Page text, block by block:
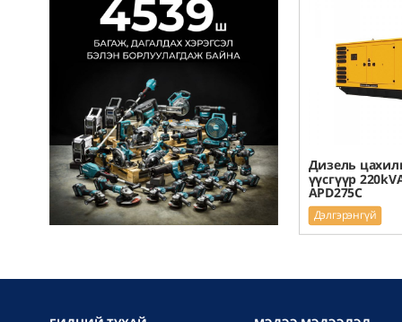
Дизель
үүсгүүр
APD275C
Дэлгэрэнгүй